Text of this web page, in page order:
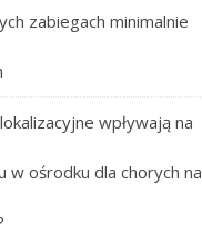
zabiegach minimalnie
wpływają na
w ośrodku dla chorych na